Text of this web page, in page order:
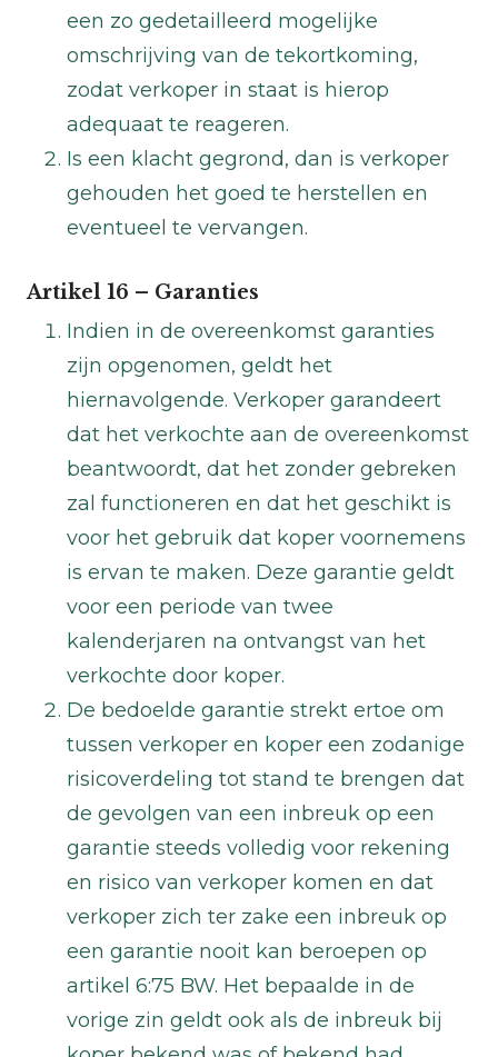
een zo gedetailleerd mogelijke
omschrijving van de tekortkoming,
zodat verkoper in staat is hierop
adequaat te reageren.
Is een klacht gegrond, dan is verkoper
gehouden het goed te herstellen en
eventueel te vervangen.
Artikel 16 – Garanties
Indien in de overeenkomst garanties
zijn opgenomen, geldt het
hiernavolgende. Verkoper garandeert
dat het verkochte aan de overeenkomst
beantwoordt, dat het zonder gebreken
zal functioneren en dat het geschikt is
voor het gebruik dat koper voornemens
is ervan te maken. Deze garantie geldt
voor een periode van twee
kalenderjaren na ontvangst van het
verkochte door koper.
De bedoelde garantie strekt ertoe om
tussen verkoper en koper een zodanige
risicoverdeling tot stand te brengen dat
de gevolgen van een inbreuk op een
garantie steeds volledig voor rekening
en risico van verkoper komen en dat
verkoper zich ter zake een inbreuk op
een garantie nooit kan beroepen op
artikel 6:75 BW. Het bepaalde in de
vorige zin geldt ook als de inbreuk bij